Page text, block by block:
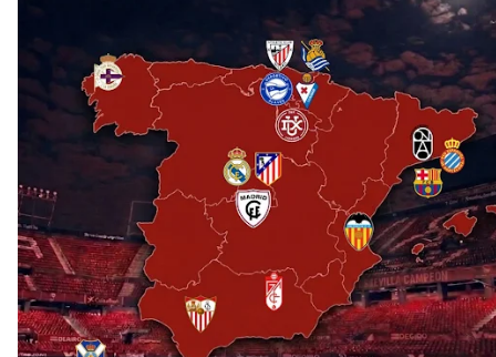
Opinión | "Carta abierta a Alberto Flores" por Rafa
El Sevilla oficializa el traspaso de Sow
Miguel Sierra: La temporada pasada se vio
reflejado que podemos tirar para delante y
trabajamos con ilusión
Diomande ya es madridista mientras Rodri agita el
mercado